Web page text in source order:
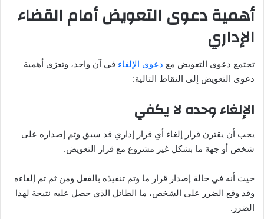
أهمية دعوى التعويض أمام القضاء
الإداري
تجتمع دعوى التعويض مع دعوى الإلغاء في آن واحد، وتعزى أهمية
دعوى التعويض إلى النقاط التالية:
الإلغاء وحده لا يكفي
يجب أن يقترن قرار إلغاء أي قرار إداري قد سبق وتم إصداره على
شخص أو جهة ما بشكل غير مشروع مع قرار التعويض.
حيث أنه في حالة إصدار قرار ما وتم تنفيذه بالفعل ومن ثم تم إلغاءه
وقد وقع الضرر على الشخص، ما الطائل الذي حصل عليه نتيجة لهذا
الضرر.